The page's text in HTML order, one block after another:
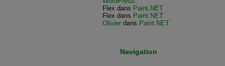
Flex dans Paint.NET
Flex dans Paint.NET
Olivier dans Paint.NET
Navigation